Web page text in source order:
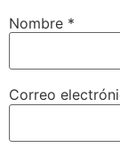
Nombre *
Correo